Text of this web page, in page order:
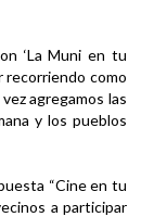
‘La Muni en tu
recorriendo como
agregamos las
y los pueblos
“Cine en tu
a participar